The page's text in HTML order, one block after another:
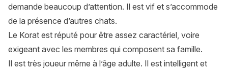
demande beaucoup d’attention. Il est vif et s’accommode
de la présence d’autres chats.
Le Korat est réputé pour être assez caractériel, voire
exigeant avec les membres qui composent sa famille.
Il est très joueur même à l’âge adulte. Il est intelligent et